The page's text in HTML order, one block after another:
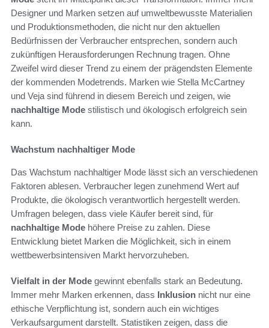
Designer und Marken setzen auf umweltbewusste Materialien
und Produktionsmethoden, die nicht nur den aktuellen
Bedürfnissen der Verbraucher entsprechen, sondern auch
zukünftigen Herausforderungen Rechnung tragen. Ohne
Zweifel wird dieser Trend zu einem der prägendsten Elemente
der kommenden Modetrends. Marken wie Stella McCartney
und Veja sind führend in diesem Bereich und zeigen, wie
nachhaltige Mode stilistisch und ökologisch erfolgreich sein
kann.
Wachstum nachhaltiger Mode
Das Wachstum nachhaltiger Mode lässt sich an verschiedenen
Faktoren ablesen. Verbraucher legen zunehmend Wert auf
Produkte, die ökologisch verantwortlich hergestellt werden.
Umfragen belegen, dass viele Käufer bereit sind, für
nachhaltige Mode höhere Preise zu zahlen. Diese
Entwicklung bietet Marken die Möglichkeit, sich in einem
wettbewerbsintensiven Markt hervorzuheben.
Vielfalt in der Mode gewinnt ebenfalls stark an Bedeutung.
Immer mehr Marken erkennen, dass Inklusion nicht nur eine
ethische Verpflichtung ist, sondern auch ein wichtiges
Verkaufsargument darstellt. Statistiken zeigen, dass die